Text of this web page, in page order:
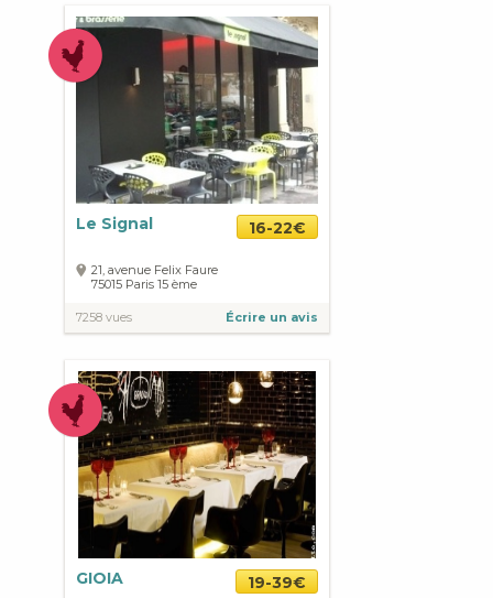
Le Signal 16-22€
21, avenue Felix Faure
75015 Paris 15 ème
7258 vues Écrire un avis
GIOIA 19-39€